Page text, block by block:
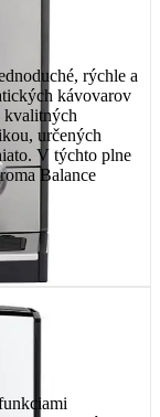
rýchle a
kávovarov
kvalitných
určených
V týchto plne
Balance